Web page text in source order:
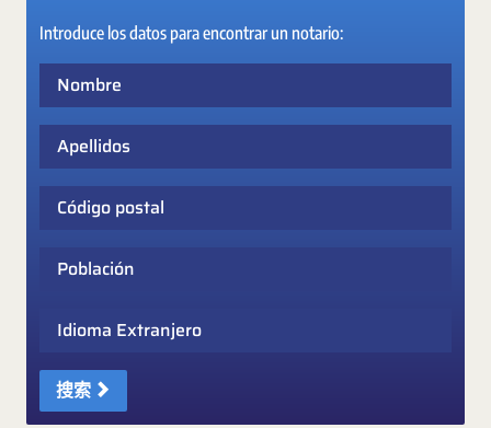
Introduce los datos para encontrar un notario:
Apellidos
Código postal
Población
Idioma Extranjero
搜索